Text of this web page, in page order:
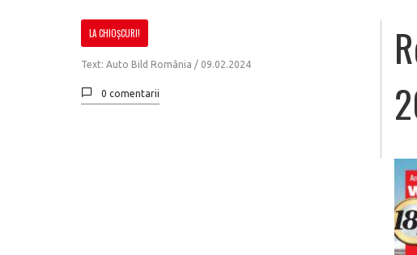
LA CHIOȘCURI!
Text: Auto Bild România / 09.02.2024
0 comentarii